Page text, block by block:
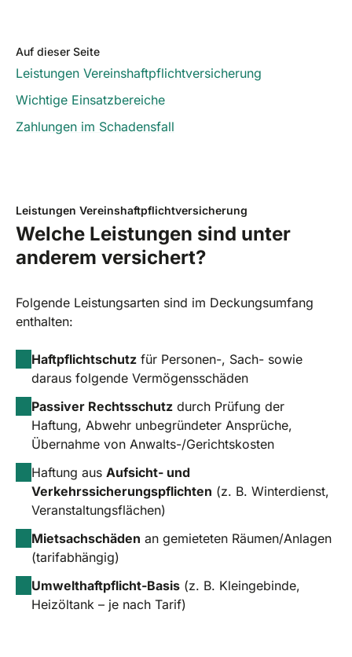
Auf dieser Seite
Leistungen Vereinshaftpflichtversicherung
Wichtige Einsatzbereiche
Zahlungen im Schadensfall
Leistungen Vereinshaftpflichtversicherung
Welche Leistungen sind unter
anderem versichert?
Folgende Leistungsarten sind im Deckungsumfang
enthalten:
Haftpflichtschutz für Personen-, Sach- sowie
daraus folgende Vermögensschäden
Passiver Rechtsschutz durch Prüfung der
Haftung, Abwehr unbegründeter Ansprüche,
Übernahme von Anwalts-/Gerichtskosten
Haftung aus Aufsicht- und
Verkehrssicherungspflichten (z. B. Winterdienst,
Veranstaltungsflächen)
Mietsachschäden an gemieteten Räumen/Anlagen
(tarifabhängig)
Umwelthaftpflicht-Basis (z. B. Kleingebinde,
Heizöltank – je nach Tarif)